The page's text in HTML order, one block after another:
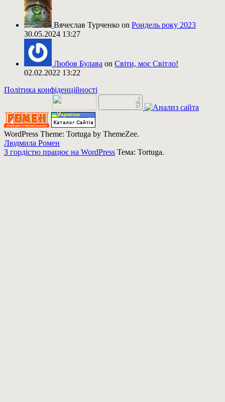
Вячеслав Турченко on Рондель року 2023
30.05.2024 13:27
Любов Булава on Світи, моє Світло!
02.02.2022 13:22
Політика конфіденційності
WordPress Theme: Tortuga by ThemeZee.
Людмила Ромен
З гордістю працює на WordPress Тема: Tortuga.